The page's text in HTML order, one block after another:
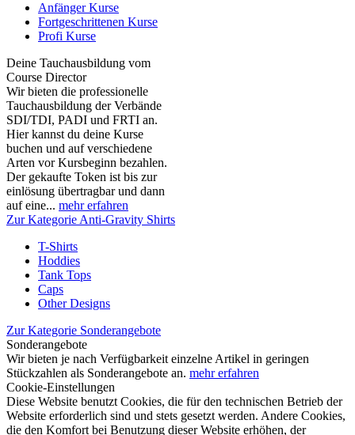
Anfänger Kurse
Fortgeschrittenen Kurse
Profi Kurse
Deine Tauchausbildung vom
Course Director
Wir bieten die professionelle
Tauchausbildung der Verbände
SDI/TDI, PADI und FRTI an.
Hier kannst du deine Kurse
buchen und auf verschiedene
Arten vor Kursbeginn bezahlen.
Der gekaufte Token ist bis zur
einlösung übertragbar und dann
auf eine... mehr erfahren
Zur Kategorie Anti-Gravity Shirts
T-Shirts
Hoddies
Tank Tops
Caps
Other Designs
Zur Kategorie Sonderangebote
Sonderangebote
Wir bieten je nach Verfügbarkeit einzelne Artikel in geringen
Stückzahlen als Sonderangebote an. mehr erfahren
Cookie-Einstellungen
Diese Website benutzt Cookies, die für den technischen Betrieb der
Website erforderlich sind und stets gesetzt werden. Andere Cookies,
die den Komfort bei Benutzung dieser Website erhöhen, der